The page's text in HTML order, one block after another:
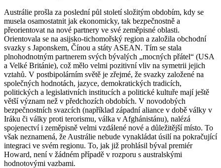
Austrálie prošla za poslední půl století složitým obdobím, kdy se
musela osamostatnit jak ekonomicky, tak bezpečnostně a
přeorientovat na nové partnery ve své zeměpisné oblasti.
Orientovala se na asijsko-tichomořský region a založila obchodní
svazky s Japonskem, Čínou a státy ASEAN. Tím se stala
plnohodnotným partnerem svých bývalých „mocných přátel“ (USA
a Velké Británie), což mělo velmi pozitivní vliv na symetrii jejich
vztahů. V postbipolárním světě je zřejmé, že svazky založené na
společných hodnotách, jazyce, demokratických tradicích,
politických a legislativních institucích a politické kultuře mají ještě
větší význam než v předchozích obdobích. V novodobých
bezpečnostních svazcích (například západní aliance v době války v
Iráku či války proti terorismu, válka v Afghánistánu), nalézá
spojenectví i zeměpisně velmi vzdálené nové a důležitější místo. To
však neznamená, že Austrálie nebude vynakládat úsilí na pokračující
integraci ve svém regionu. To, jak již prohlásil býval premiér
Howard, není v žádném případě v rozporu s australskými
hodnotovými vazbami.